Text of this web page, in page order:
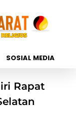
SOSIAL MEDIA
Rapat